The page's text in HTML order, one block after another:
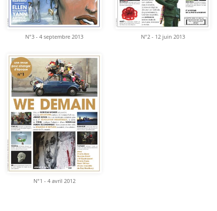
N°3 - 4 septembre 2013 N°2 - 12 juin 2013
N°1 - 4 avril 2012